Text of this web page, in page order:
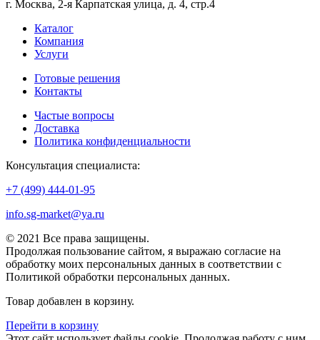
г. Москва, 2-я Карпатская улица, д. 4, стр.4
Каталог
Компания
Услуги
Готовые решения
Контакты
Частые вопросы
Доставка
Политика конфиденциальности
Консультация специалиста:
+7 (499) 444-01-95
info.sg-market@ya.ru
© 2021 Все права защищены.
Продолжая пользование сайтом, я выражаю согласие на
обработку моих персональных данных в соответствии с
Политикой обработки персональных данных.
Товар добавлен в корзину.
Перейти в корзину